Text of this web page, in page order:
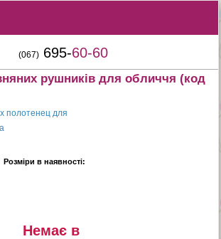
(067) 695-60-60
рушників для обличчя (код
Розміри в наявності:
Немає в